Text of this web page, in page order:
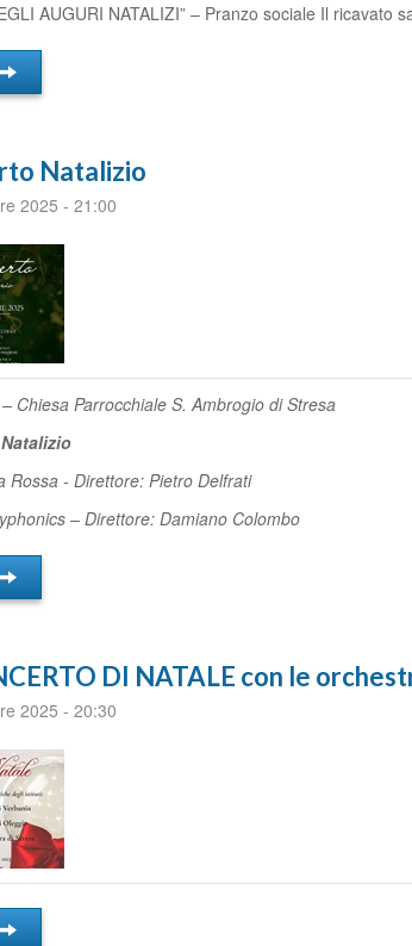
AUGURI NATALIZI” – Pranzo sociale Il ricavato
Natalizio
2025 - 21:00
Chiesa Parrocchiale S. Ambrogio di Stresa
Rossa - Direttore: Pietro Delfrati
– Direttore: Damiano Colombo
DI NATALE con le
2025 - 20:30